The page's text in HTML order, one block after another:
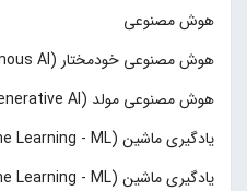
هوش مصنوعی
هوش مصنوعی خودمختار (Autonomous AI)
هوش مصنوعی مولد (Generative AI)
یادگیری ماشین (Machine Learning - ML)
یادگیری ماشین (Machine Learning - ML)